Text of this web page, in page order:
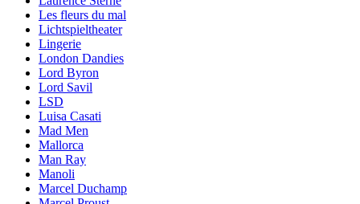
Les fleurs du mal
Lichtspieltheater
Lingerie
London Dandies
Lord Byron
Lord Savil
LSD
Luisa Casati
Mad Men
Mallorca
Man Ray
Manoli
Marcel Duchamp